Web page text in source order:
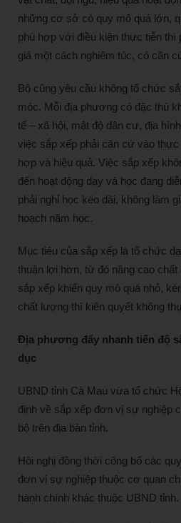
những cơ sở có quy mô quá lớn,
phù hợp với điều kiện thực tiễn thì
giá một cách nghiêm túc, có căn
Bộ cũng yêu cầu không tổ chức
móc. Mỗi địa phương có đặc thù
tế – xã hội, mật độ dân cư, địa
việc sắp xếp phải căn cứ vào thực
hợp và hiệu quả. Việc sắp xếp
đến hoạt động dạy và học đang
phải nghỉ học kéo dài, không làm
hoạch năm học.
Mục tiêu của sắp xếp là tổ chức
thuận lợi hơn, từ đó nâng cao
sắp xếp khiến quy mô quá nhỏ,
chất lượng thì kiên quyết không
Địa phương đẩy nhanh tiến độ
dục
UBND tỉnh Cà Mau vừa tổ chức
định về sắp xếp đơn vị sự nghiệp
bộ trên địa bàn tỉnh.
Hội nghị đồng thời công bố các
đơn vị sự nghiệp thuộc cơ quan
hành chính khác thuộc UBND tỉnh.